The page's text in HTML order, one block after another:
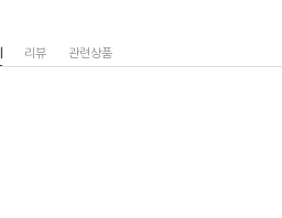
리뷰 관련상품